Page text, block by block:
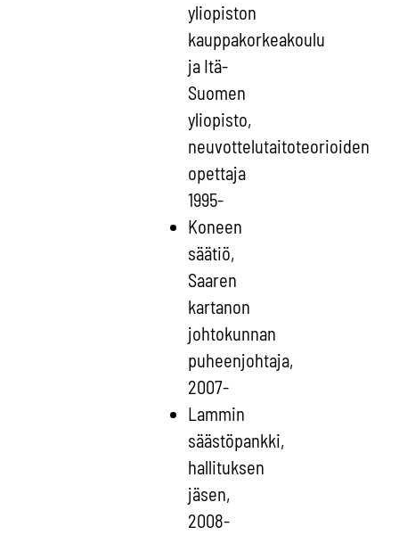
yliopiston
kauppakorkeakoulu
ja Itä-
Suomen
yliopisto,
neuvottelutaitoteorioiden
opettaja
1995-
Koneen
säätiö,
Saaren
kartanon
johtokunnan
puheenjohtaja,
2007-
Lammin
säästöpankki,
hallituksen
jäsen,
2008-